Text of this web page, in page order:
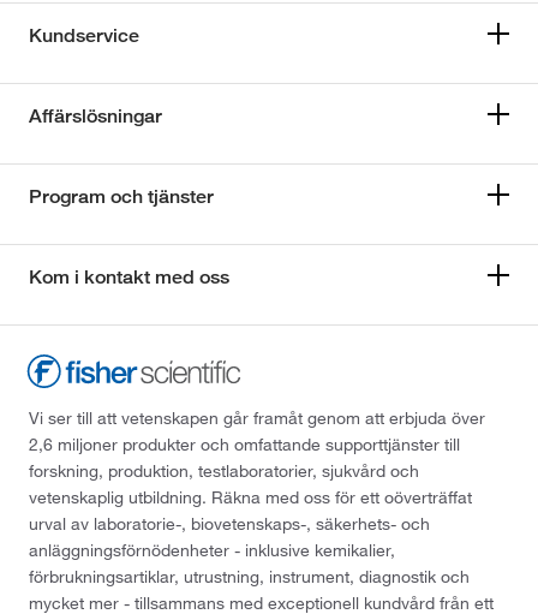
Kundservice
Affärslösningar
Program och tjänster
Kom i kontakt med oss
Vi ser till att vetenskapen går framåt genom att erbjuda över
2,6 miljoner produkter och omfattande supporttjänster till
forskning, produktion, testlaboratorier, sjukvård och
vetenskaplig utbildning. Räkna med oss för ett oöverträffat
urval av laboratorie-, biovetenskaps-, säkerhets- och
anläggningsförnödenheter - inklusive kemikalier,
förbrukningsartiklar, utrustning, instrument, diagnostik och
mycket mer - tillsammans med exceptionell kundvård från ett